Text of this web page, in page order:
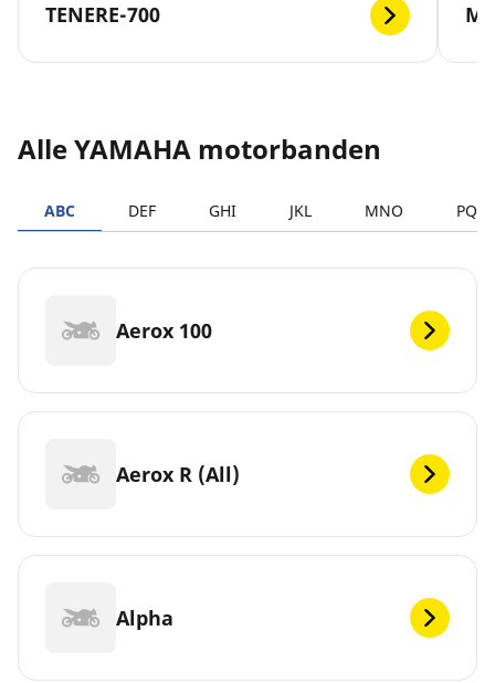
TENERE-700
Alle YAMAHA motorbanden
ABC DEF GHI JKL MNO PQRS
Aerox 100
Aerox R (All)
Alpha